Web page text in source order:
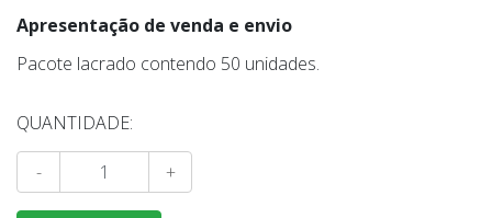
Apresentação de venda e envio
Pacote lacrado contendo 50 unidades.
QUANTIDADE:
- +